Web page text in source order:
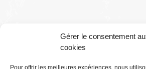
Gérer le consentement
cookies
Pour offrir les meilleures expériences, nous